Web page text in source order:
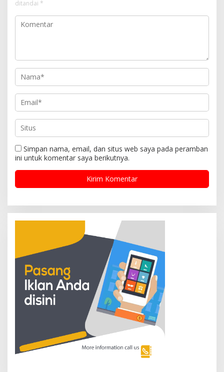
i
p
ditandai *
Simpan nama, email, dan situs web saya pada peramban
ini untuk komentar saya berikutnya.